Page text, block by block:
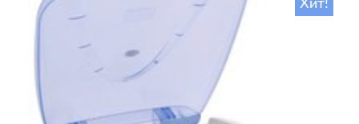
Хит!